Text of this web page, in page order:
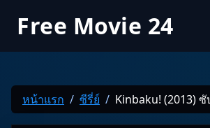
Free Movie 24
หน้าแรก ซีรี่ย์ Kinbaku! (2013) ซั